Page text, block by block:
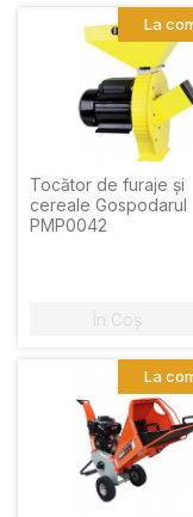
Tocător de furaje și
cereale Gospodarul
PMP0042
În Coș
La
La